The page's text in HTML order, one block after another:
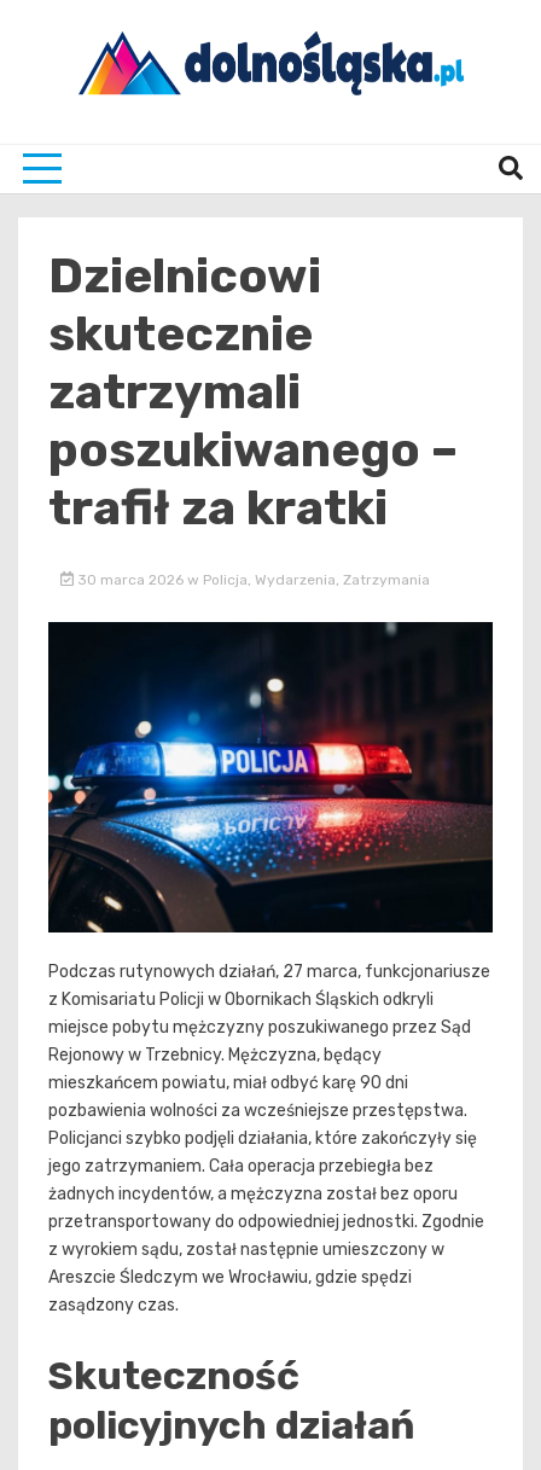
Dzielnicowi
skutecznie
zatrzymali
poszukiwanego –
trafił za kratki
30 marca 2026 w Policja Wydarzenia Zatrzymania
Podczas rutynowych działań, 27 marca, funkcjonariusze
z Komisariatu Policji w Obornikach Śląskich odkryli
miejsce pobytu mężczyzny poszukiwanego przez Sąd
Rejonowy w Trzebnicy. Mężczyzna, będący
mieszkańcem powiatu, miał odbyć karę 90 dni
pozbawienia wolności za wcześniejsze przestępstwa.
Policjanci szybko podjęli działania, które zakończyły się
jego zatrzymaniem. Cała operacja przebiegła bez
żadnych incydentów, a mężczyzna został bez oporu
przetransportowany do odpowiedniej jednostki. Zgodnie
z wyrokiem sądu, został następnie umieszczony w
Areszcie Śledczym we Wrocławiu, gdzie spędzi
zasądzony czas.
Skuteczność
policyjnych działań